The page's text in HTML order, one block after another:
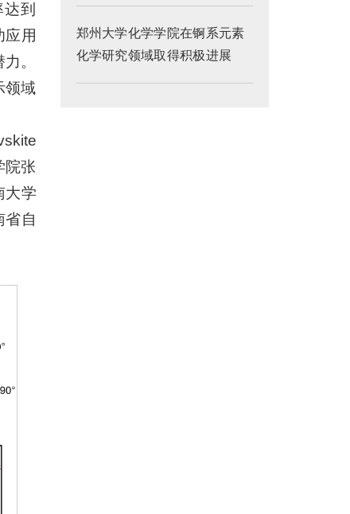
到
应用
。
领域
院张
大学
省自
郑州大学化学学院在锕系元素
化学研究领域取得积极进展